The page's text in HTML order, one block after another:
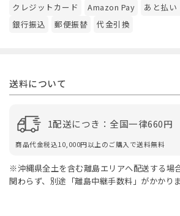
クレジットカード Amazon Pay
あと払い
銀行振込
郵便振替 代金引換
送料について
1配送につき：全国一律660円
商品代金税込10,000円以上のご購入で送料無料
※沖縄県全土を含む離島エリアへ配送する場
関わらず、別途「離島中継手数料」がかかりま